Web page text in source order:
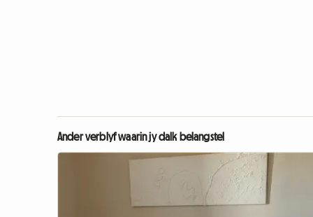
Ander verblyf waarin jy dalk belangstel